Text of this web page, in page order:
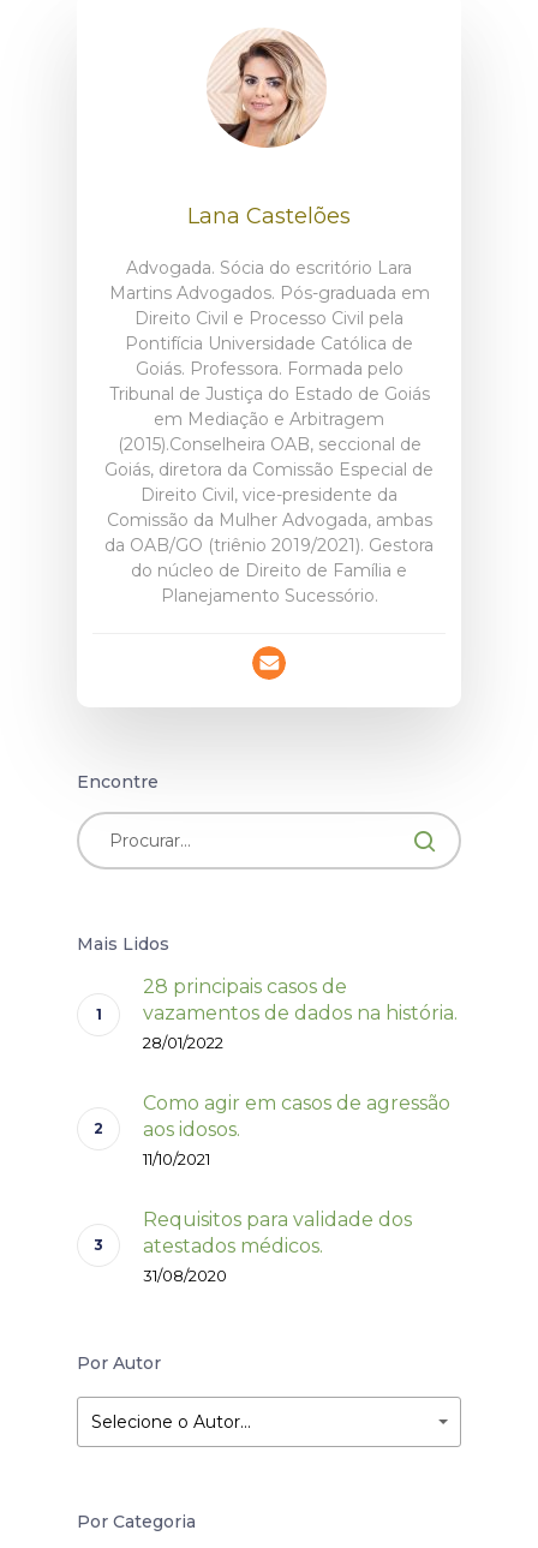
Lana Castelões
Advogada. Sócia do escritório Lara
Martins Advogados. Pós-graduada em
Direito Civil e Processo Civil pela
Pontifícia Universidade Católica de
Goiás. Professora. Formada pelo
Tribunal de Justiça do Estado de Goiás
em Mediação e Arbitragem
(2015).Conselheira OAB, seccional de
Goiás, diretora da Comissão Especial de
Direito Civil, vice-presidente da
Comissão da Mulher Advogada, ambas
da OAB/GO (triênio 2019/2021). Gestora
do núcleo de Direito de Família e
Planejamento Sucessório.
Encontre
Mais Lidos
28 principais casos de
vazamentos de dados na história.
28/01/2022
Como agir em casos de agressão
aos idosos.
11/10/2021
Requisitos para validade dos
atestados médicos.
31/08/2020
Por Autor
Selecione o Autor…
Por Categoria